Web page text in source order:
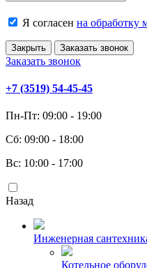
Я согласен на обработку
Закрыть Заказать звонок
Заказать звонок
+7 (3519) 54-45-45
Пн-Пт: 09:00 - 19:00
Сб: 09:00 - 18:00
Вс: 10:00 - 17:00
Назад
Инженерная
Котельное